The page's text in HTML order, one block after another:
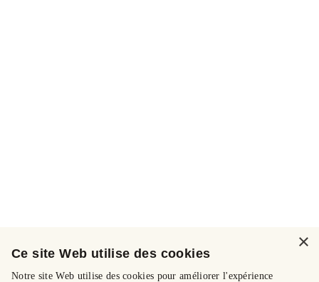
×
Ce site Web utilise des cookies
Notre site Web utilise des cookies pour améliorer l'expérience